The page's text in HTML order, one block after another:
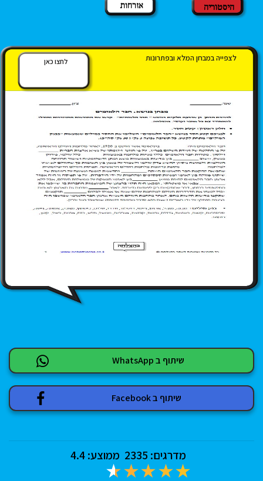
היסטוריה אזרחות
לצפייה במבחן המלא ובפתרונות לחצו כאן
שיתוף ב WhatsApp
שיתוף ב Facebook
מדרגים: 2335 ממוצע:4.4